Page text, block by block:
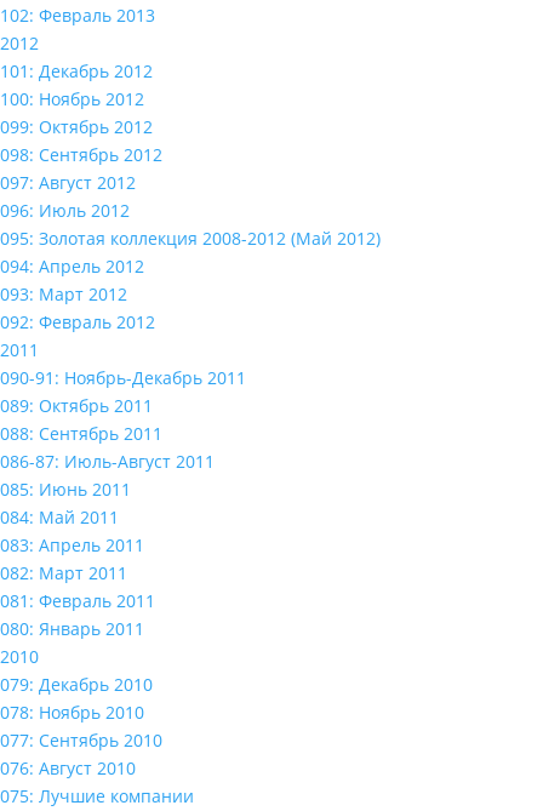
102: Февраль 2013
2012
101: Декабрь 2012
100: Ноябрь 2012
099: Октябрь 2012
098: Сентябрь 2012
097: Август 2012
096: Июль 2012
095: Золотая коллекция 2008-2012 (Май 2012)
094: Апрель 2012
093: Март 2012
092: Февраль 2012
2011
090-91: Ноябрь-Декабрь 2011
089: Октябрь 2011
088: Сентябрь 2011
086-87: Июль-Август 2011
085: Июнь 2011
084: Май 2011
083: Апрель 2011
082: Март 2011
081: Февраль 2011
080: Январь 2011
2010
079: Декабрь 2010
078: Ноябрь 2010
077: Сентябрь 2010
076: Август 2010
075: Лучшие компании